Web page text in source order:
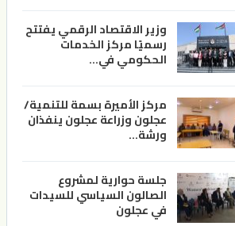
وزير الاقتصاد الرقمي يفتتح
رسميًا مركز الخدمات
الحكومي في…
مركز الأميرة بسمة للتنمية/
عجلون وزراعة عجلون ينفذان
ورشة…
جلسة حوارية لمشروع
الصالون السياسي للسيدات
في عجلون